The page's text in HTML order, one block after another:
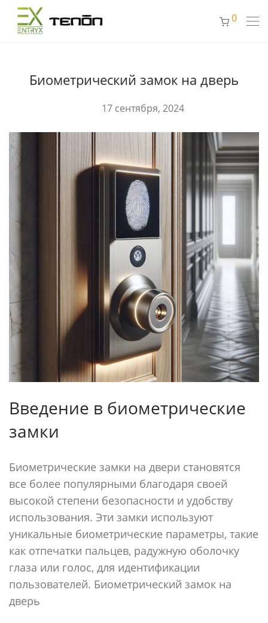
0
Биометрический замок на дверь
17 сентября, 2024
Введение в биометрические
замки
Биометрические замки на двери становятся
все более популярными благодаря своей
высокой степени безопасности и удобству
использования. Эти замки используют
уникальные биометрические параметры, такие
как отпечатки пальцев, радужную оболочку
глаза или голос, для идентификации
пользователей. Биометрический замок на
дверь